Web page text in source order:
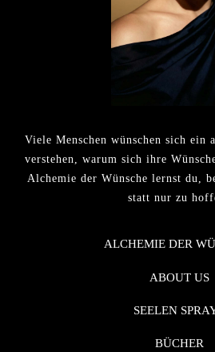
Viele Menschen wünschen sich ein
verstehen, warum sich ihre
Alchemie der Wünsche lernst du,
statt nur zu
ALCHEMIE DER
ABOUT US
SEELEN
BÜCHER